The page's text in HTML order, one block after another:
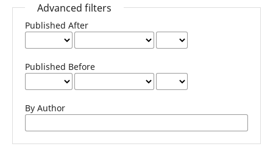
Advanced filters
Published After
Published Before
By Author